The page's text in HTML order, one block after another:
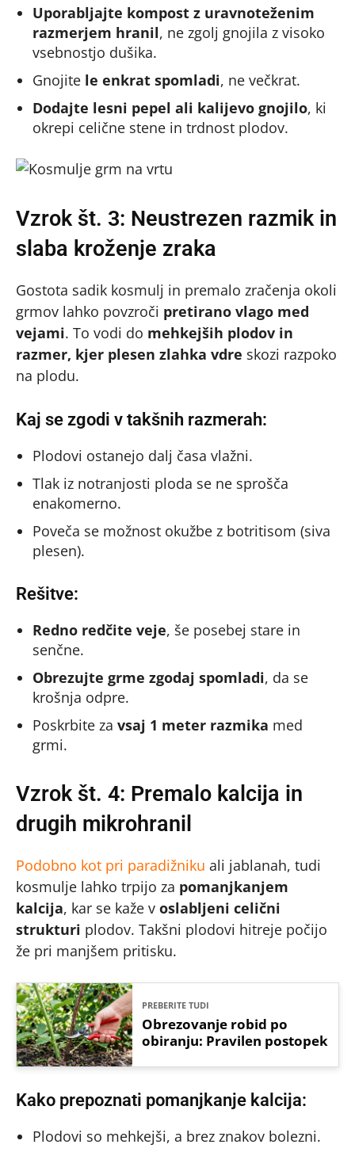
Uporabljajte kompost z uravnoteženim
razmerjem hranil, ne zgolj gnojila z visoko
vsebnostjo dušika.
Gnojite le enkrat spomladi, ne večkrat.
Dodajte lesni pepel ali kalijevo gnojilo, ki
okrepi celične stene in trdnost plodov.
Vzrok št. 3: Neustrezen razmik in
slaba kroženje zraka
Gostota sadik kosmulj in premalo zračenja okoli
grmov lahko povzroči pretirano vlago med
vejami. To vodi do mehkejših plodov in
razmer, kjer plesen zlahka vdre skozi razpoko
na plodu.
Kaj se zgodi v takšnih razmerah:
Plodovi ostanejo dalj časa vlažni.
Tlak iz notranjosti ploda se ne sprošča
enakomerno.
Poveča se možnost okužbe z botritisom (siva
plesen).
Rešitve:
Redno redčite veje, še posebej stare in
senčne.
Obrezujte grme zgodaj spomladi, da se
krošnja odpre.
Poskrbite za vsaj 1 meter razmika med
grmi.
Vzrok št. 4: Premalo kalcija in
drugih mikrohranil
Podobno kot pri paradižniku ali jablanah, tudi
kosmulje lahko trpijo za pomanjkanjem
kalcija, kar se kaže v oslabljeni celični
strukturi plodov. Takšni plodovi hitreje počijo
že pri manjšem pritisku.
PREBERITE TUDI
Obrezovanje robid po
obiranju: Pravilen postopek
Kako prepoznati pomanjkanje kalcija:
Plodovi so mehkejši, a brez znakov bolezni.